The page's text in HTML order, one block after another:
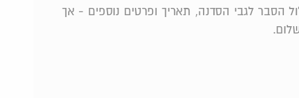
הסבר לגבי הסדנה, תאריך ופרטים נוספים - אך